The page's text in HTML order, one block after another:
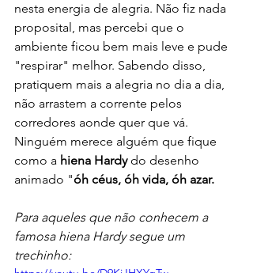
nesta energia de alegria. Não fiz nada
proposital, mas percebi que o
ambiente ficou bem mais leve e pude
"respirar" melhor. Sabendo disso,
pratiquem mais a alegria no dia a dia,
não arrastem a corrente pelos
corredores aonde quer que vá.
Ninguém merece alguém que fique
como a hiena Hardy do desenho
animado "óh céus, óh vida, óh azar.
Para aqueles que não conhecem a
famosa hiena Hardy segue um
trechinho: